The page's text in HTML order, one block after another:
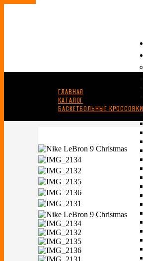
ГЛАВНАЯ
КАТАЛОГ
БАСКЕТБОЛЬНЫЕ КРОССОВКИ